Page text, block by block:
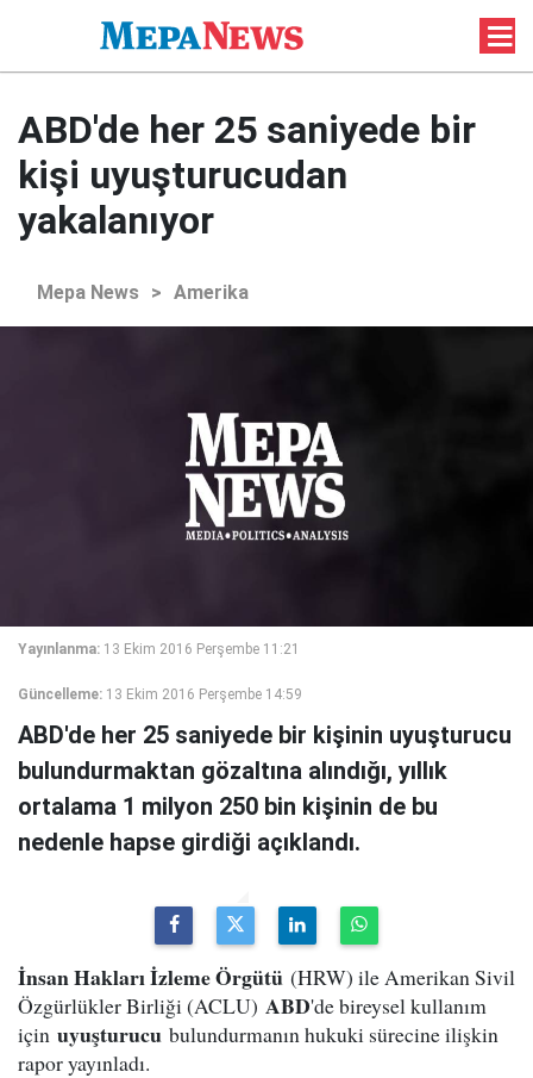
ABD'de her 25 saniyede bir
kişi uyuşturucudan
yakalanıyor
Mepa News > Amerika
Yayınlanma: 13 Ekim 2016 Perşembe 11:21
Güncelleme: 13 Ekim 2016 Perşembe 14:59
ABD'de her 25 saniyede bir kişinin uyuşturucu
bulundurmaktan gözaltına alındığı, yıllık
ortalama 1 milyon 250 bin kişinin de bu
nedenle hapse girdiği açıklandı.
İnsan Hakları İzleme Örgütü (HRW) ile Amerikan Sivil
Özgürlükler Birliği (ACLU) ABD'de bireysel kullanım
için uyuşturucu bulundurmanın hukuki sürecine ilişkin
rapor yayınladı.